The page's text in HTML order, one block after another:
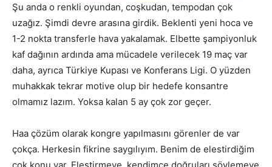
Şu anda o renkli oyundan, coşkudan, tempodan çok
uzağız. Şimdi devre arasına girdik. Beklenti yeni hoca ve
1-2 nokta transferle hava yakalamak. Elbette şampiyonluk
kaf dağının ardında ama mücadele verilecek 19 maç var
daha, ayrıca Türkiye Kupası ve Konferans Ligi. O yüzden
muhakkak tekrar motive olup bir hedefe konsantre
olmamız lazım. Yoksa kalan 5 ay çok zor geçer.
Haa çözüm olarak kongre yapılmasını görenler de var
çokça. Herkesin fikrine saygılıyım. Benim de elestirdiğim